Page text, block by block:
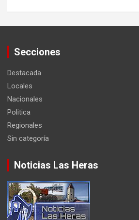
Secciones
Destacada
Locales
Nacionales
Politica
Regionales
Sin categoría
Noticias Las Heras